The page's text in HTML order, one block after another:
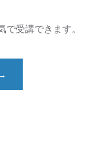
で受講できます。